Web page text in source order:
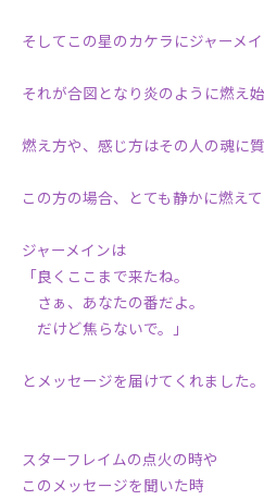
そしてこの星のカケラにジャー
それが合図となり炎のように燃え始
燃え方や、感じ方はその人の魂に
この方の場合、とても静かに燃え
ジャーメインは
「良くここまで来たね。
さぁ、あなたの番だよ。
だけど焦らないで。」
とメッセージを届けてくれました。
スターフレイムの点火の時や
このメッセージを聞いた時